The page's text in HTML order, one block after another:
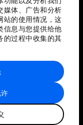
媒体、广告和分析
站的使用情况，这
信息与您提供给他
的过程中收集的其